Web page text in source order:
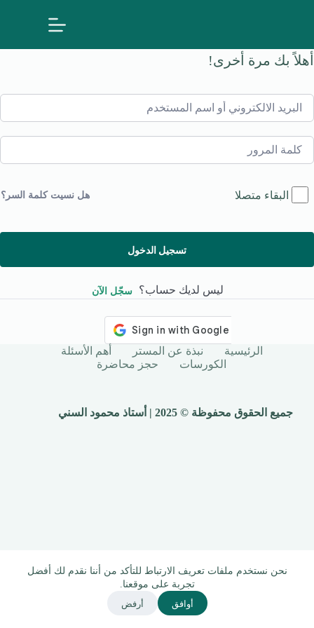
نحن نستخدم ملفات تعريف الارتباط للتأكد من أننا نقدم لك أفضل
تجربة على موقعنا.
أوافق أرفض
أهلاً بك مرة أخرى!
البقاء متصلا هل نسيت كلمة السر؟
تسجيل الدخول
ليس لديك حساب؟ سجّل الآن
الرئيسية نبذة عن المستر
أهم الأسئلة
الكورسات
حجز محاضرة
جميع الحقوق محفوظة © 2025 | أستاذ محمود السني